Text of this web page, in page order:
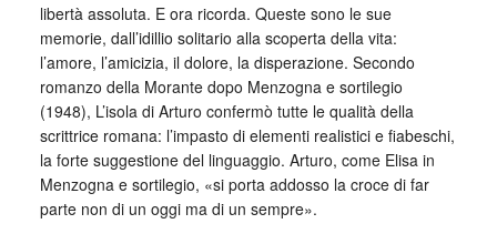
libertà assoluta. E ora ricorda. Queste sono le sue
memorie, dall’idillio solitario alla scoperta della vita:
l’amore, l’amicizia, il dolore, la disperazione. Secondo
romanzo della Morante dopo Menzogna e sortilegio
(1948), L’isola di Arturo confermò tutte le qualità della
scrittrice romana: l’impasto di elementi realistici e fiabeschi,
la forte suggestione del linguaggio. Arturo, come Elisa in
Menzogna e sortilegio, «si porta addosso la croce di far
parte non di un oggi ma di un sempre».